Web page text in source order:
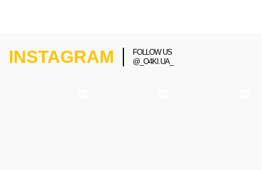
INSTAGRAM
FOLLOW US
@_O4KI.UA_